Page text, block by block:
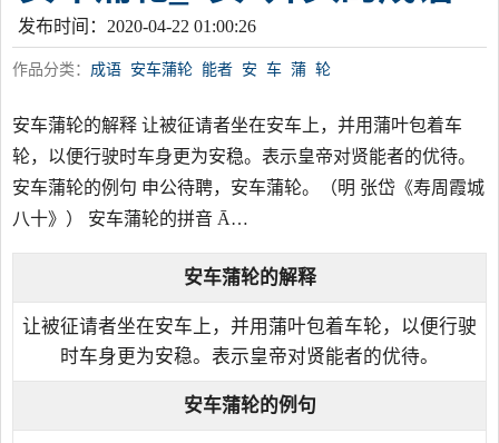
发布时间：2020-04-22 01:00:26
作品分类： 成语 安车蒲轮 能者 安 车 蒲 轮
安车蒲轮的解释 让被征请者坐在安车上，并用蒲叶包着车
轮，以便行驶时车身更为安稳。表示皇帝对贤能者的优待。
安车蒲轮的例句 申公待聘，安车蒲轮。（明 张岱《寿周霞城
八十》） 安车蒲轮的拼音 Ā…
安车蒲轮的解释
让被征请者坐在安车上，并用蒲叶包着车轮，以便行驶
时车身更为安稳。表示皇帝对贤能者的优待。
安车蒲轮的例句